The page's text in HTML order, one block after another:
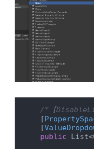
/*【
    [
    [
public